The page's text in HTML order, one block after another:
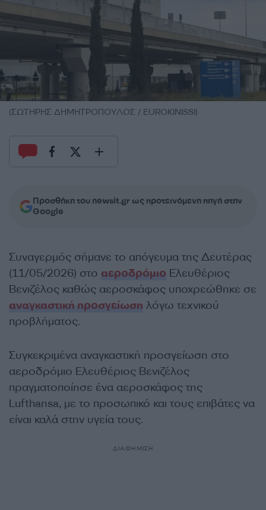
(ΣΩΤΗΡΗΣ ΔΗΜΗΤΡΟΠΟΥΛΟΣ / EUROKINISSI)
Προσθήκη του newsit.gr ως προτεινόμενη πηγή στην
Google
Συναγερμός σήμανε το απόγευμα της Δευτέρας
(11/05/2026) στο αεροδρόμιο Ελευθέριος
Βενιζέλος καθώς αεροσκάφος υποχρεώθηκε σε
αναγκαστική προσγείωση λόγω τεχνικού
προβλήματος.
Συγκεκριμένα αναγκαστική προσγείωση στο
αεροδρόμιο Ελευθέριος Βενιζέλος
πραγματοποίησε ένα αεροσκάφος της
Lufthansa, με το προσωπικό και τους επιβάτες να
είναι καλά στην υγεία τους.
ΔΙΑΦΗΜΙΣΗ